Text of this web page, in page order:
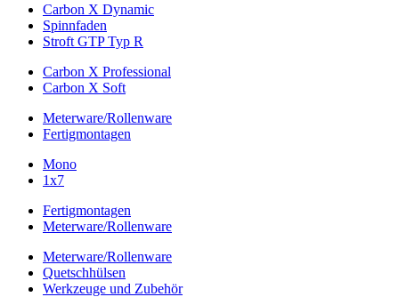
Carbon X Dynamic
Spinnfaden
Stroft GTP Typ R
Carbon X Professional
Carbon X Soft
Meterware/Rollenware
Fertigmontagen
Mono
1x7
Fertigmontagen
Meterware/Rollenware
Meterware/Rollenware
Quetschhülsen
Werkzeuge und Zubehör